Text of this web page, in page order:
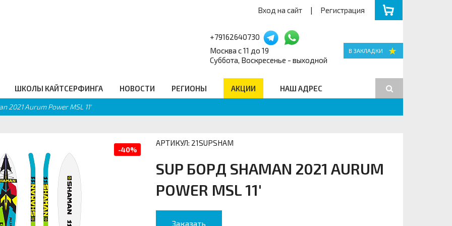
Вход на сайт | Регистрация
+79162640730
Москва с 11 до 19
Суббота, Воскресенье - выходной
Балансборды
Гидро Аксессуары
ШКОЛЫ КАЙТСЕРФИНГА НОВОСТИ РЕГИОНЫ АКЦИИ НАШ АДРЕС
2021 Aurum Power MSL 11'
-40%
АРТИКУЛ: 21SUPSHAM
SUP БОРД SHAMAN 2021 AURUM
POWER MSL 11'
Заказать